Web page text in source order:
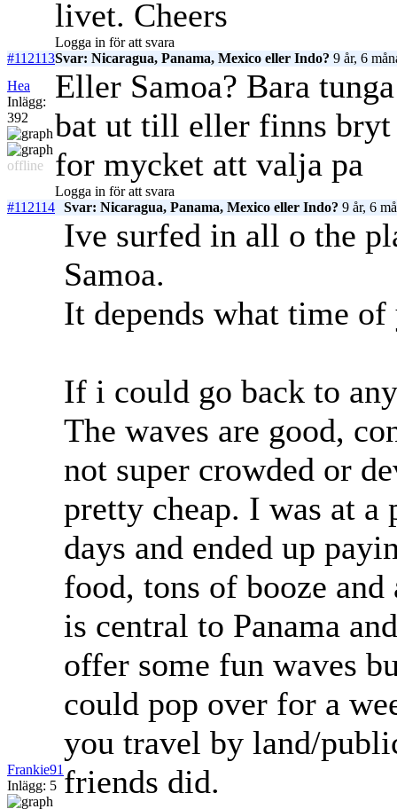
livet. Cheers
Logga in för att svara
#112113Svar: Nicaragua, Panama, Mexico eller Indo? 9 år, 6
Hea
Inlägg:
392
offline
Eller Samoa? Bara
bat ut till eller finns
for mycket att valja pa
Logga in för att svara
#112114 Svar: Nicaragua, Panama, Mexico eller Indo? 9 år, 6
Frankie91
Inlägg: 5
Ive surfed in all o the
Samoa.
It depends what time
If i could go back to
The waves are good,
not super crowded or
pretty cheap. I was at a
days and ended up
food, tons of booze
is central to Panama
offer some fun waves
could pop over for a
you travel by land/
friends did.